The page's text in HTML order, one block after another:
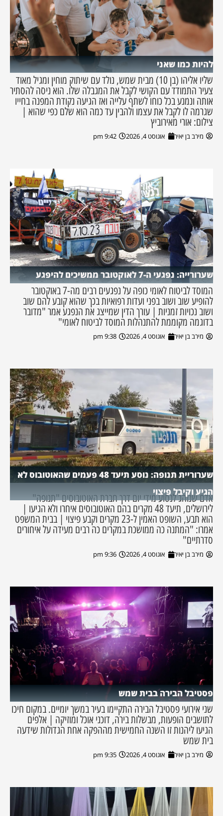
להיות כמו שאני
שליו אליהו (בן 10) מבית שמש, נולד עם שיתוק מוחין ומגיל מאוד
צעיר התמודד עם הקושי לקבל את המגבלה שלו. הוא ניסה להסתיר
אותה ונמנע בכל כוחו לשתף עלייה ואז הגיעה נקודת המפנה בחייו
שגרמה לו לקבל את עצמו ולהבין עד כמה הוא שלם כפי שהוא |
צילום: אורי מאירוביץ
מירב בן יאיר אוגוסט 4, 2026 9:42 pm
שערורייה: נפגעי ה-7 לאוקטובר ממשיכים להיפגע
המוסד לביטוח לאומי כופה על נפגעים רבים מה-7 באוקטובר
להופיע שוב ושוב בפני ועדות רפואיות בכך שהוא קובע להם שוב
ושוב נכויות זמניות | עורך הדין שמייצג את הנפגע אמר "מדובר
בדוגמה מקוממת להתנהלות המוסד לביטוח לאומי"
מירב בן יאיר אוגוסט 4, 2026 9:38 pm
שערוריית תנופה: נוסע תיעד 48 פעמים שהאוטובוס לא
הגיע וקיבל פיצוי
אדם שנוהג לנסוע מידי יום דרך חברת האוטובוסים "תנופה"
לירושלים, תיעד 48 מקרים בהם האוטובוסים איחרו ולא הגיעו |
הוא תבע, השופט האמין ל-23 מקרים וקבע פיצוי | בבית המשפט
אמרו: "המתנה כה ממושכת במקרים כה רבים מעידה על איחורים
סדרתיים"
מירב בן יאיר אוגוסט 4, 2026 9:36 pm
פסטיבל הבירה בבית שמש
שני אירועי פסטיבל הבירה התקיימו בעיר במשך יומיים. במקום חיכו
לתושבים הופעות, מבשלות בירה, דוכני אוכל ומוזיקה | אלפים
הגיעו ליהנות זו השנה החמישית מההפקה אחת הגדולות שידעה
בית שמש
מירב בן יאיר אוגוסט 4, 2026 9:35 pm